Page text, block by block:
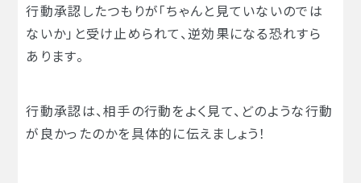
行動承認したつもりが「ちゃんと見ていないのでは
ないか」と受け止められて、逆効果になる恐れすら
あります。
行動承認は、相手の行動をよく見て、どのような行動
が良かったのかを具体的に伝えましょう！